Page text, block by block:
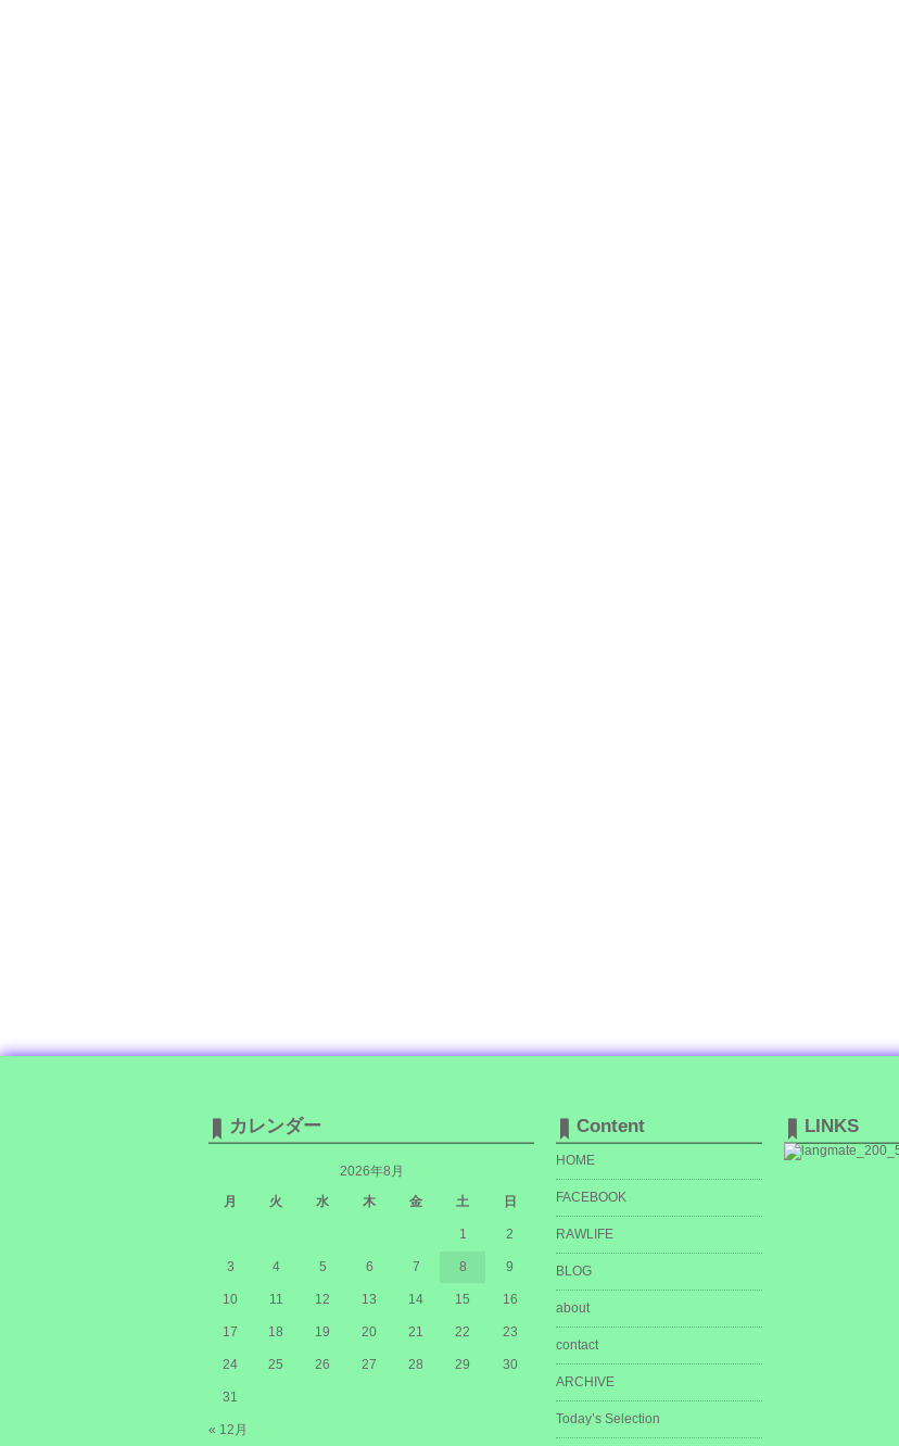
カレンダー
2026年8月
月
火 水 木 金 土 日
« 12月
1 2
3 4 5 6 7 8 9
10 11 12 13 14 15 16
17 18 19 20 21 22 23
24 25 26 27 28 29 30
31
Content
HOME
FACEBOOK
RAWLIFE
BLOG
about
contact
ARCHIVE
Today’s Selection
LINKS